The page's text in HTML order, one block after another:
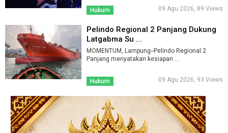
Hukum 09 Agu 2026, 89 Views
Pelindo Regional 2 Panjang Dukung
Latgabma Su ...
MOMENTUM, Lampung--Pelindo Regional 2
Panjang menyatakan kesiapan ...
Hukum 09 Agu 2026, 93 Views